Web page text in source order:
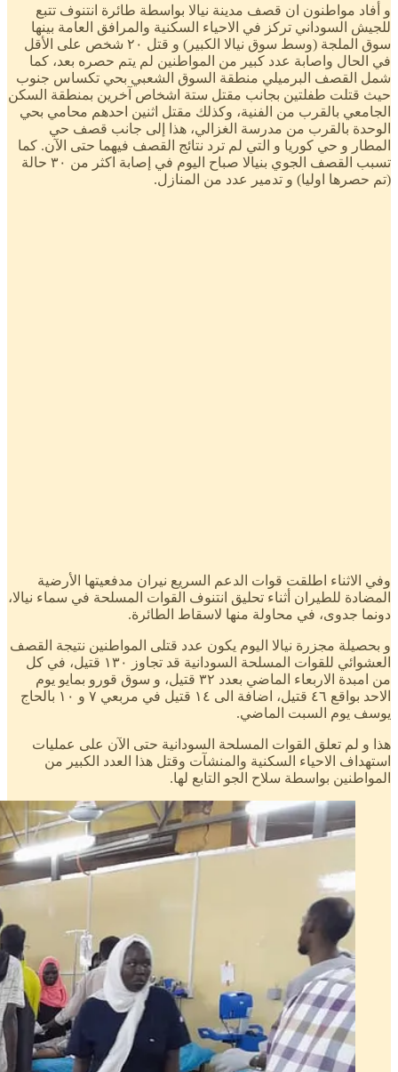
و أفاد مواطنون ان قصف مدينة نيالا بواسطة طائرة انتنوف تتبع
للجيش السوداني تركز في الاحياء السكنية والمرافق العامة بينها
سوق الملجة (وسط سوق نيالا الكبير) و قتل ٢٠ شخص على الأقل
في الحال واصابة عدد كبير من المواطنين لم يتم حصره بعد، كما
شمل القصف البرميلي منطقة السوق الشعبي بحي تكساس جنوب
حيث قتلت طفلتين بجانب مقتل ستة اشخاص آخرين بمنطقة السكن
الجامعي بالقرب من الفنية، وكذلك مقتل اثنين احدهم محامي بحي
الوحدة بالقرب من مدرسة الغزالي، هذا إلى جانب قصف حي
المطار و حي كوريا و التي لم ترد نتائج القصف فيهما حتى الآن. كما
تسبب القصف الجوي بنيالا صباح اليوم في إصابة اكثر من ٣٠ حالة
(تم حصرها اوليا) و تدمير عدد من المنازل.
وفي الاثناء اطلقت قوات الدعم السريع نيران مدفعيتها الأرضية
المضادة للطيران أثناء تحليق انتنوف القوات المسلحة في سماء نيالا،
دونما جدوى، في محاولة منها لاسقاط الطائرة.
و بحصيلة مجزرة نيالا اليوم يكون عدد قتلى المواطنين نتيجة القصف
العشوائي للقوات المسلحة السودانية قد تجاوز ١٣٠ قتيل، في كل
من امبدة الاربعاء الماضي بعدد ٣٢ قتيل، و سوق قورو بمايو يوم
الاحد بواقع ٤٦ قتيل، اضافة الى ١٤ قتيل في مربعي ٧ و ١٠ بالحاج
يوسف يوم السبت الماضي.
هذا و لم تعلق القوات المسلحة السودانية حتى الآن على عمليات
استهداف الاحياء السكنية والمنشآت وقتل هذا العدد الكبير من
المواطنين بواسطة سلاح الجو التابع لها.